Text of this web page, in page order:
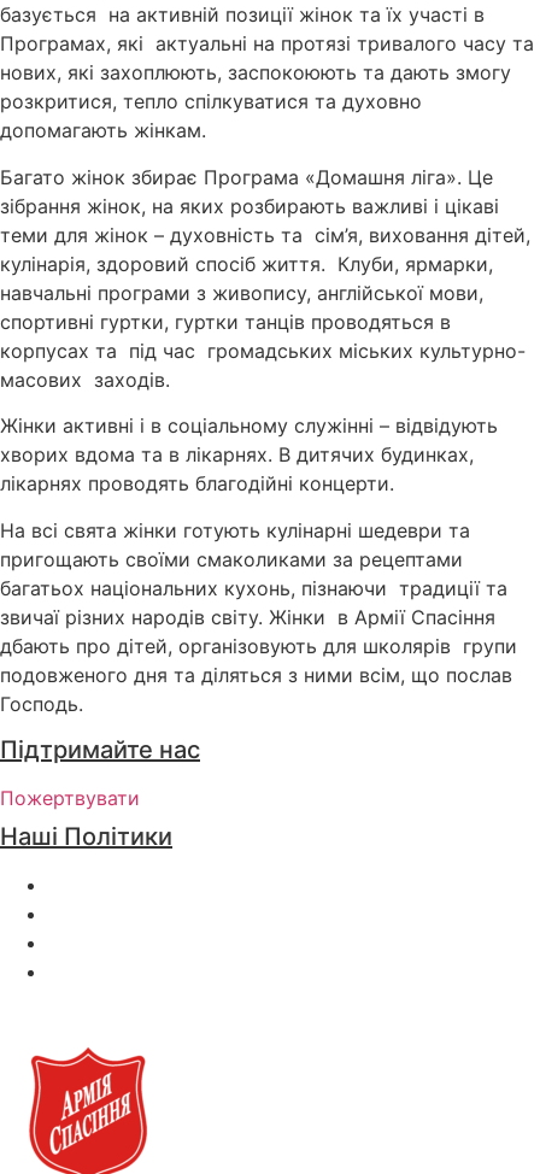
базується на активній позиції жінок та їх участі в
Програмах, які актуальні на протязі тривалого часу та
нових, які захоплюють, заспокоюють та дають змогу
розкритися, тепло спілкуватися та духовно
допомагають жінкам.
Багато жінок збирає Програма «Домашня ліга». Це
зібрання жінок, на яких розбирають важливі і цікаві
теми для жінок – духовність та сім’я, виховання дітей,
кулінарія, здоровий спосіб життя. Клуби, ярмарки,
навчальні програми з живопису, англійської мови,
спортивні гуртки, гуртки танців проводяться в
корпусах та під час громадських міських культурно-
масових заходів.
Жінки активні і в соціальному служінні – відвідують
хворих вдома та в лікарнях. В дитячих будинках,
лікарнях проводять благодійні концерти.
На всі свята жінки готують кулінарні шедеври та
пригощають своїми смаколиками за рецептами
багатьох національних кухонь, пізнаючи традиції та
звичаї різних народів світу. Жінки в Армії Спасіння
дбають про дітей, організовують для школярів групи
подовженого дня та діляться з ними всім, що послав
Господь.
Підтримайте нас
Пожертвувати
Наші Політики